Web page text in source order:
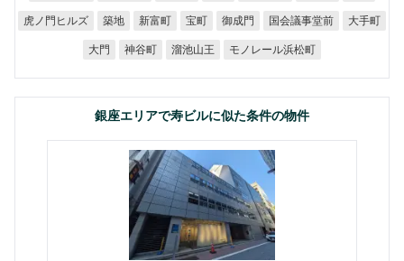
虎ノ門ヒルズ 築地 新富町 宝町 御成門 国会議事堂前 大手町
大門 神谷町 溜池山王 モノレール浜松町
銀座エリアで寿ビルに似た条件の物件